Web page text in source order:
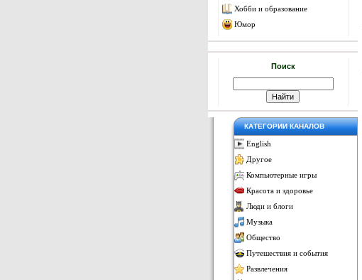
Хобби и образование
Юмор
Поиск
КАТЕГОРИИ КАНАЛОВ
English
Другое
Компьютерные игры
Красота и здоровье
Люди и блоги
Музыка
Общество
Путешествия и события
Развлечения